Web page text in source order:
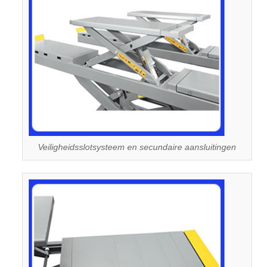
Veiligheidsslotsysteem en secundaire aansluitingen